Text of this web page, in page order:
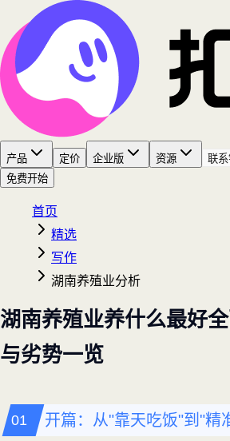
产品 定价 企业版 资源
联
免费开始
首页
精选
写作
湖南养殖业分析
湖南养殖业养什么最好
与劣势一览
开篇：从"靠天吃饭"到"精